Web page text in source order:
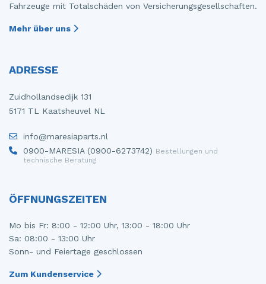
Fahrzeuge mit Totalschäden von Versicherungsgesellschaften.
Mehr über uns
ADRESSE
Zuidhollandsedijk 131
5171 TL Kaatsheuvel NL
info@maresiaparts.nl
0900-MARESIA (0900-6273742) Bestellungen und
technische Beratung
ÖFFNUNGSZEITEN
Mo bis Fr: 8:00 - 12:00 Uhr, 13:00 - 18:00 Uhr
Sa: 08:00 - 13:00 Uhr
Sonn- und Feiertage geschlossen
Zum Kundenservice